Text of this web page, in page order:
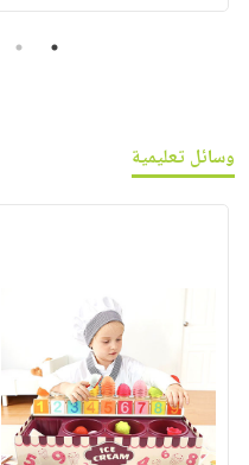
1
2
وسائل تعليمية